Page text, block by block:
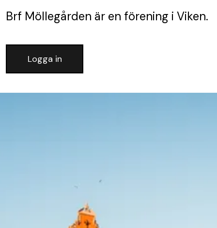
Brf Möllegården är en förening i Viken.
Logga in